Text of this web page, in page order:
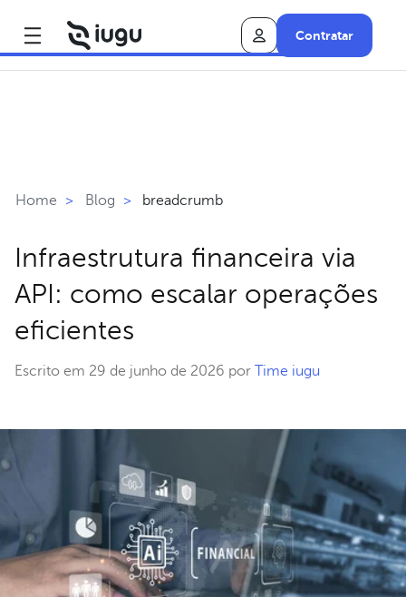
Contratar
Home > Blog > breadcrumb
Infraestrutura financeira via
API: como escalar operações
eficientes
Escrito em 29 de junho de 2026 por Time iugu